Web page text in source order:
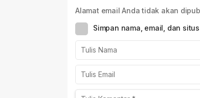
Alamat email Anda tidak akan
Simpan nama, email, dan